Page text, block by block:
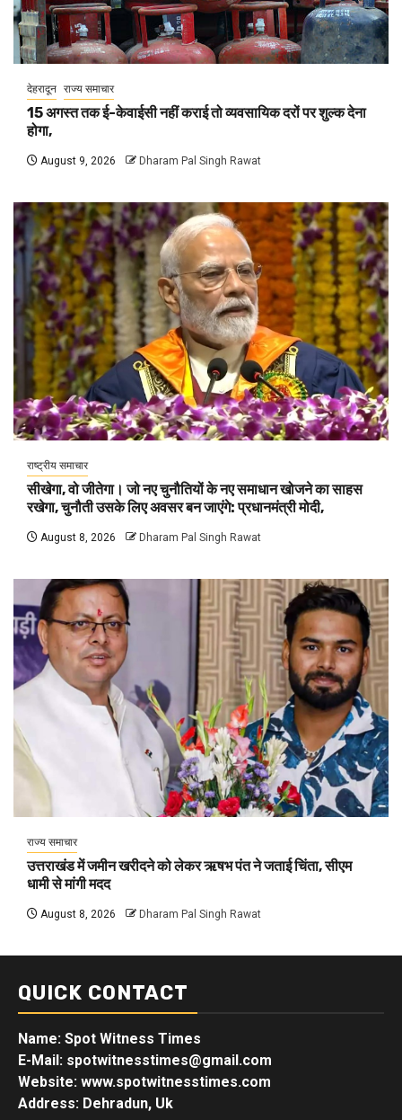
देहरादून राज्य समाचार
15 अगस्त तक ई-केवाईसी नहीं कराई तो व्यवसायिक दरों पर शुल्क देना
होगा,
August 9, 2026 Dharam Pal Singh Rawat
राष्ट्रीय समाचार
सीखेगा, वो जीतेगा। जो नए चुनौतियों के नए समाधान खोजने का साहस
रखेगा, चुनौती उसके लिए अवसर बन जाएंगे: प्रधानमंत्री मोदी,
August 8, 2026 Dharam Pal Singh Rawat
राज्य समाचार
उत्तराखंड में जमीन खरीदने को लेकर ऋषभ पंत ने जताई चिंता, सीएम
धामी से मांगी मदद
August 8, 2026 Dharam Pal Singh Rawat
QUICK CONTACT
Name: Spot Witness Times
E-Mail: spotwitnesstimes@gmail.com
Website: www.spotwitnesstimes.com
Address: Dehradun, Uk